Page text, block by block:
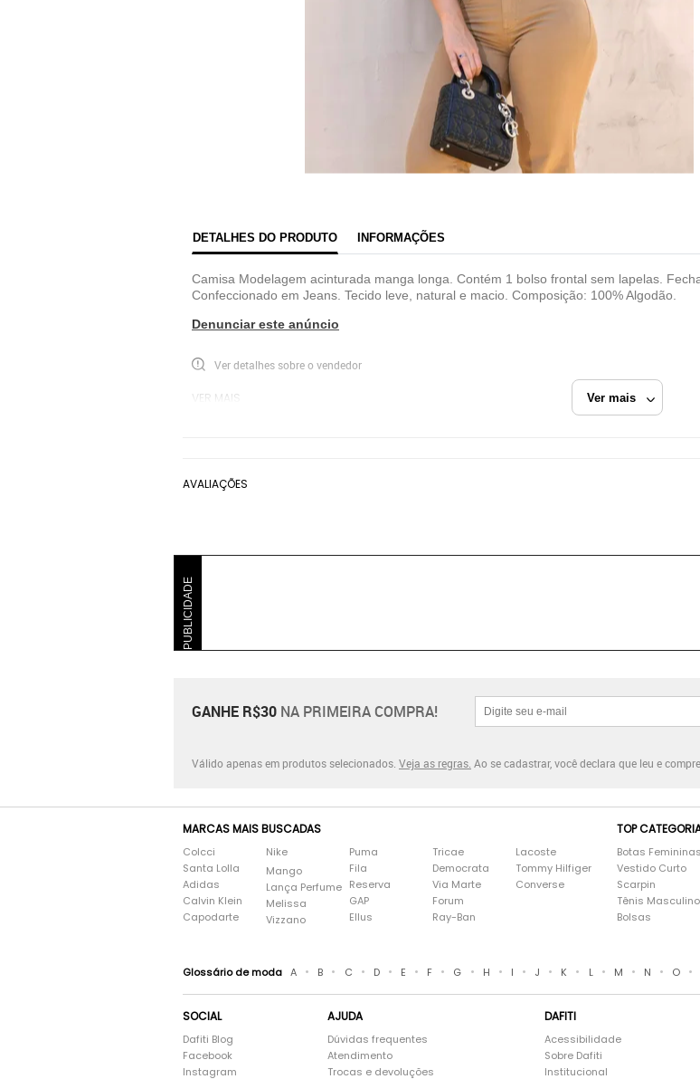
Razão Social
N. A. Almendra Goffert
CNPJ
DETALHES DO PRODUTO INFORMAÇÕES
Ver mais
Camisa Modelagem acinturada manga longa. Contém 1 bolso frontal sem lapelas.
Confeccionado em Jeans. Tecido leve, natural e macio. Composição: 100% Algodão.
Denunciar este anúncio
Ver detalhes sobre o vendedor
VER MAIS
AVALIAÇÕES
PUBLICIDADE
GANHE R$30 NA PRIMEIRA COMPRA!
Válido apenas em produtos selecionados. Veja as regras. Ao se cadastrar, você declara que leu e
MARCAS MAIS BUSCADAS
Colcci
Santa Lolla
Adidas
Calvin Klein
Capodarte
Nike
Mango
Lança Perfume
Melissa
Vizzano
Puma
Fila
Reserva
GAP
Ellus
Tricae
Democrata
Via Marte
Forum
Ray-Ban
Lacoste
Tommy Hilfiger
Converse
TOP
Botas Femininas
Vestido Curto
Scarpin
Tênis Masculino
Bolsas
Glossário de moda A • B • C • D • E • F • G • H • I • J • K • L • M • N • O •
SOCIAL
Dafiti Blog
Facebook
Instagram
AJUDA
Dúvidas frequentes
Atendimento
Trocas e devoluções
DAFITI
Acessibilidade
Sobre Dafiti
Institucional